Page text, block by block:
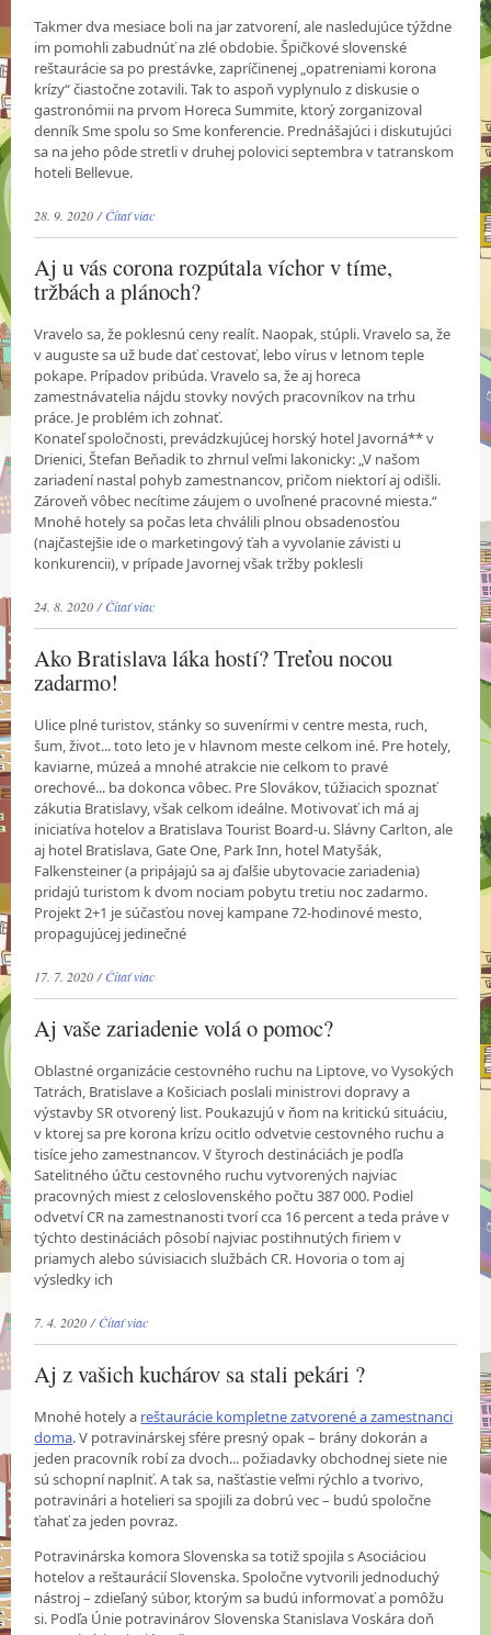
Takmer dva mesiace boli na jar zatvorení, ale nasledujúce týždne
im pomohli zabudnúť na zlé obdobie. Špičkové slovenské
reštaurácie sa po prestávke, zapríčinenej „opatreniami korona
krízy“ čiastočne zotavili. Tak to aspoň vyplynulo z diskusie o
gastronómii na prvom Horeca Summite, ktorý zorganizoval
denník Sme spolu so Sme konferencie. Prednášajúci i diskutujúci
sa na jeho pôde stretli v druhej polovici septembra v tatranskom
hoteli Bellevue.
28. 9. 2020 /Čítať viac
Aj u vás corona rozpútala víchor v tíme,
tržbách a plánoch?
Vravelo sa, že poklesnú ceny realít. Naopak, stúpli. Vravelo sa, že
v auguste sa už bude dať cestovať, lebo vírus v letnom teple
pokape. Prípadov pribúda. Vravelo sa, že aj horeca
zamestnávatelia nájdu stovky nových pracovníkov na trhu
práce. Je problém ich zohnať.
Konateľ spoločnosti, prevádzkujúcej horský hotel Javorná** v
Drienici, Štefan Beňadik to zhrnul veľmi lakonicky: „V našom
zariadení nastal pohyb zamestnancov, pričom niektorí aj odišli.
Zároveň vôbec necítime záujem o uvoľnené pracovné miesta.“
Mnohé hotely sa počas leta chválili plnou obsadenosťou
(najčastejšie ide o marketingový ťah a vyvolanie závisti u
konkurencii), v prípade Javornej však tržby poklesli
24. 8. 2020 /Čítať viac
Ako Bratislava láka hostí? Treťou nocou
zadarmo!
Ulice plné turistov, stánky so suvenírmi v centre mesta, ruch,
šum, život... toto leto je v hlavnom meste celkom iné. Pre hotely,
kaviarne, múzeá a mnohé atrakcie nie celkom to pravé
orechové... ba dokonca vôbec. Pre Slovákov, túžiacich spoznať
zákutia Bratislavy, však celkom ideálne. Motivovať ich má aj
iniciatíva hotelov a Bratislava Tourist Board-u. Slávny Carlton, ale
aj hotel Bratislava, Gate One, Park Inn, hotel Matyšák,
Falkensteiner (a pripájajú sa aj ďalšie ubytovacie zariadenia)
pridajú turistom k dvom nociam pobytu tretiu noc zadarmo.
Projekt 2+1 je súčasťou novej kampane 72-hodinové mesto,
propagujúcej jedinečné
17. 7. 2020 /Čítať viac
Aj vaše zariadenie volá o pomoc?
Oblastné organizácie cestovného ruchu na Liptove, vo Vysokých
Tatrách, Bratislave a Košiciach poslali ministrovi dopravy a
výstavby SR otvorený list. Poukazujú v ňom na kritickú situáciu,
v ktorej sa pre korona krízu ocitlo odvetvie cestovného ruchu a
tisíce jeho zamestnancov. V štyroch destináciách je podľa
Satelitného účtu cestovného ruchu vytvorených najviac
pracovných miest z celoslovenského počtu 387 000. Podiel
odvetví CR na zamestnanosti tvorí cca 16 percent a teda práve v
týchto destináciách pôsobí najviac postihnutých firiem v
priamych alebo súvisiacich službách CR. Hovoria o tom aj
výsledky ich
7. 4. 2020 /Čítať viac
Aj z vašich kuchárov sa stali pekári ?
Mnohé hotely a reštaurácie kompletne zatvorené a zamestnanci
doma. V potravinárskej sfére presný opak – brány dokorán a
jeden pracovník robí za dvoch... požiadavky obchodnej siete nie
sú schopní naplniť. A tak sa, našťastie veľmi rýchlo a tvorivo,
potravinári a hotelieri sa spojili za dobrú vec – budú spoločne
ťahať za jeden povraz.
Potravinárska komora Slovenska sa totiž spojila s Asociáciou
hotelov a reštaurácií Slovenska. Spoločne vytvorili jednoduchý
nástroj – zdieľaný súbor, ktorým sa budú informovať a pomôžu
si. Podľa Únie potravinárov Slovenska Stanislava Voskára doň